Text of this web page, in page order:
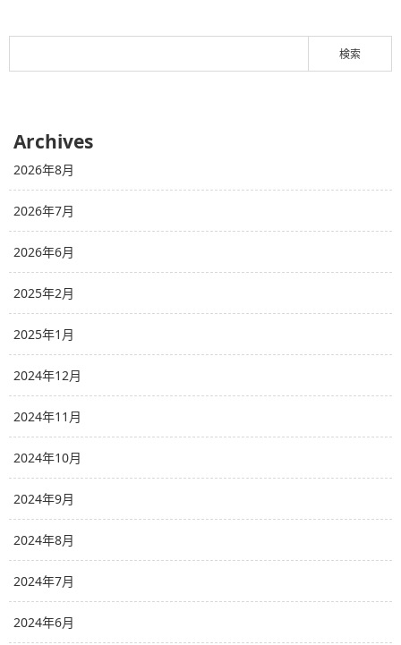
Archives
2026年8月
2026年7月
2026年6月
2025年2月
2025年1月
2024年12月
2024年11月
2024年10月
2024年9月
2024年8月
2024年7月
2024年6月